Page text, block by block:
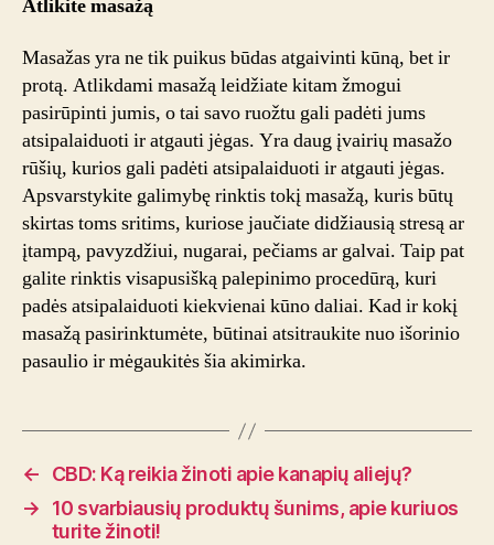
Atlikite masažą
Masažas yra ne tik puikus būdas atgaivinti kūną, bet ir
protą. Atlikdami masažą leidžiate kitam žmogui
pasirūpinti jumis, o tai savo ruožtu gali padėti jums
atsipalaiduoti ir atgauti jėgas. Yra daug įvairių masažo
rūšių, kurios gali padėti atsipalaiduoti ir atgauti jėgas.
Apsvarstykite galimybę rinktis tokį masažą, kuris būtų
skirtas toms sritims, kuriose jaučiate didžiausią stresą ar
įtampą, pavyzdžiui, nugarai, pečiams ar galvai. Taip pat
galite rinktis visapusišką palepinimo procedūrą, kuri
padės atsipalaiduoti kiekvienai kūno daliai. Kad ir kokį
masažą pasirinktumėte, būtinai atsitraukite nuo išorinio
pasaulio ir mėgaukitės šia akimirka.
←
CBD: Ką reikia žinoti apie kanapių aliejų?
→
10 svarbiausių produktų šunims, apie kuriuos
turite žinoti!